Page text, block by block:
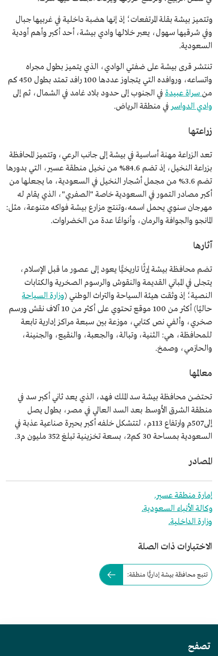
وتتميز بيشة بقلة المرتفعات؛ إذ إنها هضبة داخلية في غربيها جبال
وفي شرقيها سهول، يعبر خلالها وادي بيشة، أحد أكبر وأهم أودية
السعودية.
تنتشر قرى بيشة على ضفتي الوادي، الذي يتميز بطول مجراه
واتساعه، وروافده التي يتجاوز عددها 100 رافد تمتد بطول 450 كم
من سراة عبيدة في الجنوب إلى حدود بلاد غامد في الشمال، ثم إلى
وادي الدواسر في منطقة الرياض.
زراعتها
تعد الزراعة مهنة أساسية في بيشة إلى جانب الرعي، وتتميز المحافظة
بزراعة النخيل، إذ تضم 84.6% من نخيل منطقة عسير، التي بدورها
تضم 3.6% من مجمل أشجار النخيل في السعودية، ما يجعلها من
أكبر مصادر التمور في السعودية خاصة "الصفري"، الذي يقام له
مهرجان سنوي يحمل اسمه،وتنتج مزارع بيشة فواكه متنوعة، مثل:
المانجو والجوافة والرمان، وأنواعًا عدة من الخضراوات.
آثارها
تضم محافظة بيشة إرثًا تاريخيًّا يعود إلى عصور ما قبل الإسلام،
يتجلى في المباني القديمة والنقوش والرسوم الصخرية والكتابات
النصية؛ إذ وثقت هيئة السياحة والتراث الوطني (وزارة السياحة
حاليًا) أكثر من 100 موقع تحتوي على أكثر من 10 آلاف نقش ورسم
صخري، وألفي نص كتابي، موزعة بين سبعة مراكز إدارية تابعة
للمحافظة، هي: الثنية، وتبالة، والجعبة، والنقيع، والجنينة،
والحازمي، وصمخ.
معالمها
تحتضن محافظة بيشة سد الملك فهد، الذي يعد ثاني أكبر سد في
منطقة الشرق الأوسط بعد السد العالي في مصر، بطول يصل
إلى507م وارتفاع 113م، لتتشكل خلفه أكبر بحيرة صناعية عذبة في
السعودية بمساحة 30 كم2، بسعة تخزينية تبلغ 352 مليون م3.
المصادر
إمارة منطقة عسير.
وكالة الأنباء السعودية.
وزارة الداخلية.
الاختبارات ذات الصلة
تتبع محافظة بيشة إداريًّا منطقة:
تصفح